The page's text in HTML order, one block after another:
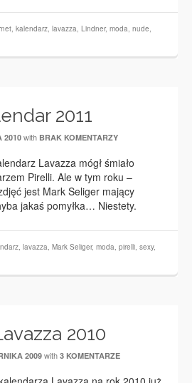
, kalendarz, lavazza, Lindner, moda, nude,
2011
2010 with BRAK KOMENTARZY
Lavazza mógł śmiało
Pirelli. Ale w tym roku –
jest Mark Seliger mający
jakaś pomyłka… Niestety.
, lavazza, Mark Seliger, moda, pirelli, sexy,
2010
2009with 3 KOMENTARZE